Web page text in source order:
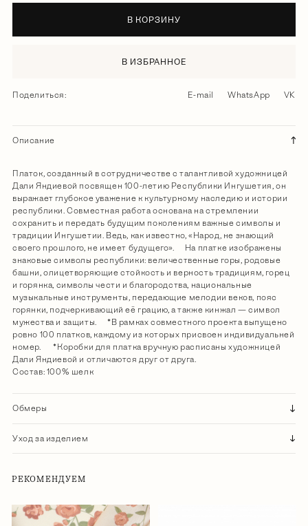
В КОРЗИНУ
В ИЗБРАННОЕ
Поделиться: E-mail WhatsApp VK
Описание
Платок, созданный в сотрудничестве с талантливой художницей
Дали Яндиевой посвящен 100-летию Республики Ингушетия, он
выражает глубокое уважение к культурному наследию и истории
республики. Совместная работа основана на стремлении
сохранить и передать будущим поколениям важные символы и
традиции Ингушетии. Ведь, как известно, «Народ, не знающий
своего прошлого, не имеет будущего». На платке изображены
знаковые символы республики: величественные горы, родовые
башни, олицетворяющие стойкость и верность традициям, горец
и горянка, символы чести и благородства, национальные
музыкальные инструменты, передающие мелодии веков, пояс
горянки, подчеркивающий её грацию, а также кинжал — символ
мужества и защиты. *В рамках совместного проекта выпущено
ровно 100 платков, каждому из которых присвоен индивидуальней
номер. *Коробки для платка вручную расписаны художницей
Дали Яндиевой и отличаются друг от друга.
Состав: 100% шелк
Обмеры
Уход за изделием
РЕКОМЕНДУЕМ